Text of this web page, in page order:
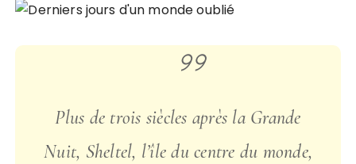
Plus de trois siècles après la Grande
Nuit, Sheltel, l’île du centre du monde,